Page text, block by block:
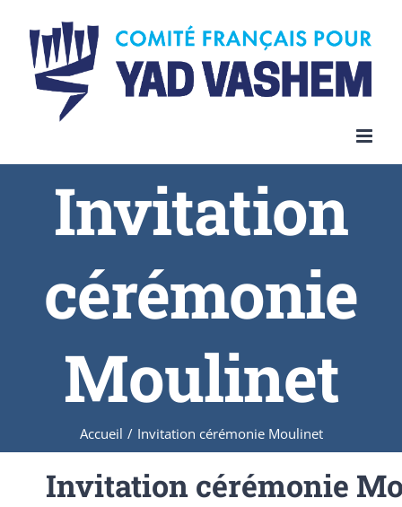
Invitation
cérémonie
Moulinet
Accueil / Invitation cérémonie Moulinet
Invitation cérémonie